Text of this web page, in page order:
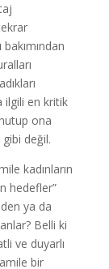
ilgili en kritik
ona
gibi değil.
kadınların
hedefler”
ya da
Belli ki
ve duyarlı
bir